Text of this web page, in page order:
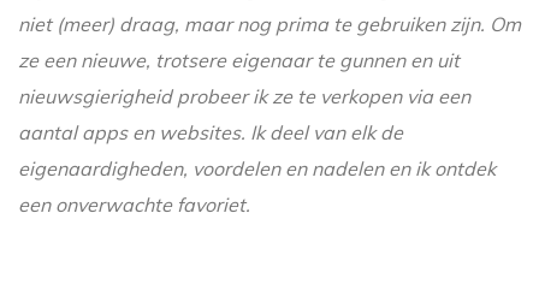
niet (meer) draag, maar nog prima te gebruiken zijn. Om
ze een nieuwe, trotsere eigenaar te gunnen en uit
nieuwsgierigheid probeer ik ze te verkopen via een
aantal apps en websites. Ik deel van elk de
eigenaardigheden, voordelen en nadelen en ik ontdek
een onverwachte favoriet.